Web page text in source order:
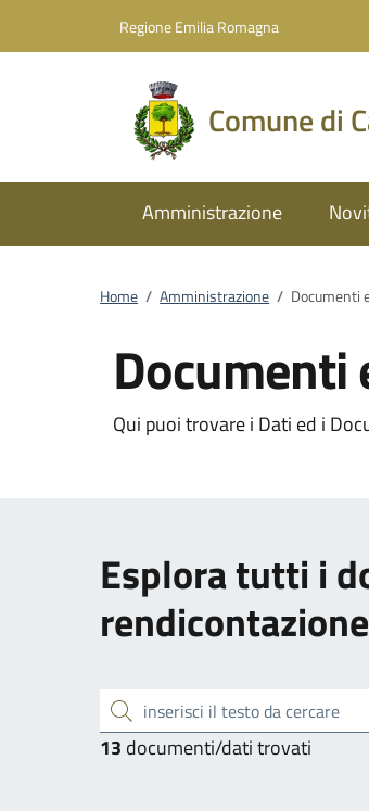
Regione Emilia Romagna
Comune di
Amministrazione
Home / Amministrazione / Documenti
Documenti
Qui puoi trovare i Dati ed i
Esplora tutti i
inserisci il testo da cercare
13 documenti/dati trovati